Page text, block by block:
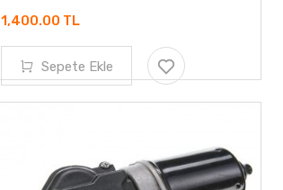
1,400.00 TL
Sepete Ekle